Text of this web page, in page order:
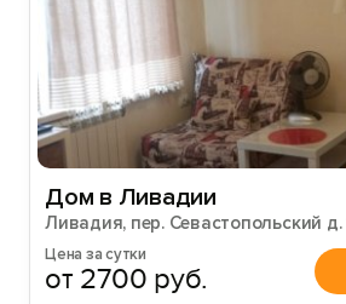
Дом в Ливадии
Ливадия, пер. Севастопольский д.
Цена за сутки
от 2700 руб.